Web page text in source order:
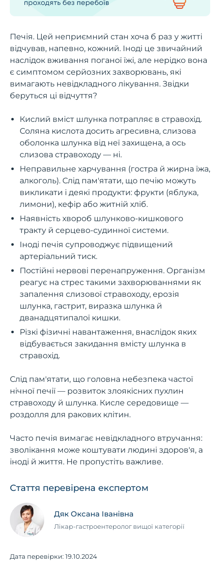
Печія. Цей неприємний стан хоча б раз у житті
відчував, напевно, кожний. Іноді це звичайний
наслідок вживання поганої їжі, але нерідко вона
є симптомом серйозних захворювань, які
вимагають невідкладного лікування. Звідки
беруться ці відчуття?
Кислий вміст шлунка потрапляє в стравохід.
Соляна кислота досить агресивна, слизова
оболонка шлунка від неї захищена, а ось
слизова стравоходу — ні.
Неправильне харчування (гостра й жирна їжа,
алкоголь). Слід пам'ятати, що печію можуть
викликати і деякі продукти: фрукти (яблука,
лимони), кефір або житній хліб.
Наявність хвороб шлунково-кишкового
тракту й серцево-судинної системи.
Іноді печія супроводжує підвищений
артеріальний тиск.
Постійні нервові перенапруження. Організм
реагує на стрес такими захворюваннями як
запалення слизової стравоходу, ерозія
шлунка, гастрит, виразка шлунка й
дванадцятипалої кишки.
Різкі фізичні навантаження, внаслідок яких
відбувається закидання вмісту шлунка в
стравохід.
Слід пам'ятати, що головна небезпека частої
нічної печії — розвиток злоякісних пухлин
стравоходу й шлунка. Кисле середовище —
роздолля для ракових клітин.
Часто печія вимагає невідкладного втручання:
зволікання може коштувати людині здоров'я, а
іноді й життя. Не пропустіть важливе.
Стаття перевірена експертом
Дяк Оксана Іванівна
Лікар-гастроентеролог вищої категорії
Дата перевірки: 19.10.2024